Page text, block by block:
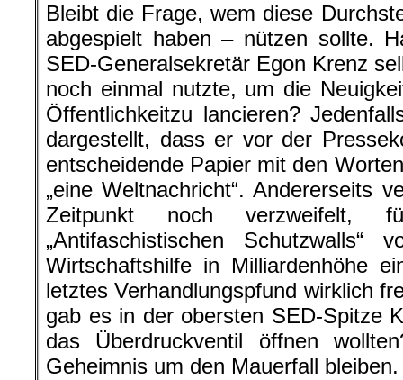
Bleibt die Frage, wem diese
abgespielt haben – nützen sollte.
SED-Generalsekretär Egon Krenz
noch einmal nutzte, um die
Öffentlichkeitzu lancieren?
dargestellt, dass er vor der
entscheidende Papier mit den
„eine Weltnachricht“. Andererseits
Zeitpunkt noch verzweifelt,
„Antifaschistischen Schutzwalls“
Wirtschaftshilfe in Milliardenhöhe
letztes Verhandlungspfund wirklich
gab es in der obersten SED-Spitze
das Überdruckventil öffnen
Geheimnis um den Mauerfall bleiben.